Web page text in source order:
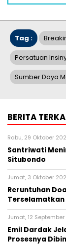
Tag :
Persatuan
Sumber Daya
BERITA
Rabu, 29 Oktober
Santriwati
Situbondo
Jumat, 3 Oktober
Reruntuhan
Terselamatkan
Jumat, 12 September
Emil Dardak
Prosesnya